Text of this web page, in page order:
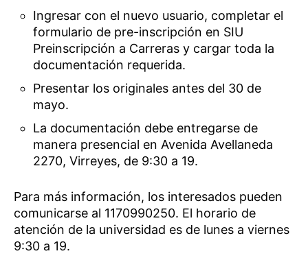
Ingresar con el nuevo usuario, completar el
formulario de pre-inscripción en SIU
Preinscripción a Carreras y cargar toda la
documentación requerida.
Presentar los originales antes del 30 de
mayo.
La documentación debe entregarse de
manera presencial en Avenida Avellaneda
2270, Virreyes, de 9:30 a 19.
Para más información, los interesados pueden
comunicarse al 1170990250. El horario de
atención de la universidad es de lunes a viernes
9:30 a 19.